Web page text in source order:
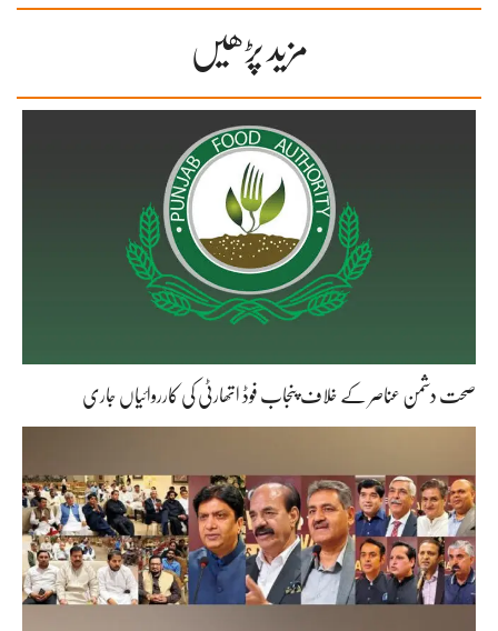
مزید پڑھیں
صحت دشمن عناصر کے خلاف پنجاب فوڈ اتھارٹی کی کارروائیاں جاری